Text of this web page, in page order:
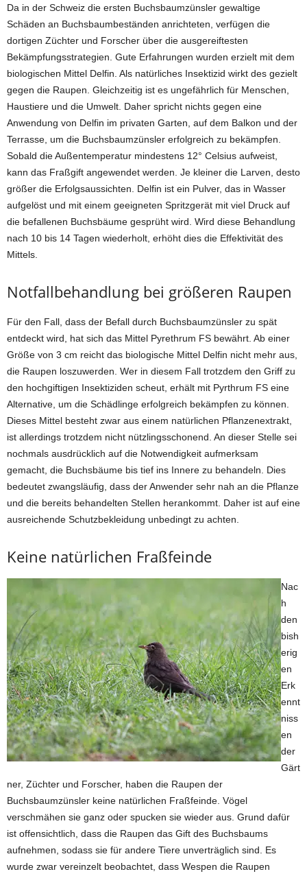
Da in der Schweiz die ersten Buchsbaumzünsler gewaltige
Schäden an Buchsbaumbeständen anrichteten, verfügen die
dortigen Züchter und Forscher über die ausgereiftesten
Bekämpfungsstrategien. Gute Erfahrungen wurden erzielt mit dem
biologischen Mittel Delfin. Als natürliches Insektizid wirkt des gezielt
gegen die Raupen. Gleichzeitig ist es ungefährlich für Menschen,
Haustiere und die Umwelt. Daher spricht nichts gegen eine
Anwendung von Delfin im privaten Garten, auf dem Balkon und der
Terrasse, um die Buchsbaumzünsler erfolgreich zu bekämpfen.
Sobald die Außentemperatur mindestens 12° Celsius aufweist,
kann das Fraßgift angewendet werden. Je kleiner die Larven, desto
größer die Erfolgsaussichten. Delfin ist ein Pulver, das in Wasser
aufgelöst und mit einem geeigneten Spritzgerät mit viel Druck auf
die befallenen Buchsbäume gesprüht wird. Wird diese Behandlung
nach 10 bis 14 Tagen wiederholt, erhöht dies die Effektivität des
Mittels.
Notfallbehandlung bei größeren Raupen
Für den Fall, dass der Befall durch Buchsbaumzünsler zu spät
entdeckt wird, hat sich das Mittel Pyrethrum FS bewährt. Ab einer
Größe von 3 cm reicht das biologische Mittel Delfin nicht mehr aus,
die Raupen loszuwerden. Wer in diesem Fall trotzdem den Griff zu
den hochgiftigen Insektiziden scheut, erhält mit Pyrthrum FS eine
Alternative, um die Schädlinge erfolgreich bekämpfen zu können.
Dieses Mittel besteht zwar aus einem natürlichen Pflanzenextrakt,
ist allerdings trotzdem nicht nützlingsschonend. An dieser Stelle sei
nochmals ausdrücklich auf die Notwendigkeit aufmerksam
gemacht, die Buchsbäume bis tief ins Innere zu behandeln. Dies
bedeutet zwangsläufig, dass der Anwender sehr nah an die Pflanze
und die bereits behandelten Stellen herankommt. Daher ist auf eine
ausreichende Schutzbekleidung unbedingt zu achten.
Keine natürlichen Fraßfeinde
Nac
h
den
bish
erig
en
Erk
ennt
niss
en
der
Gärt
ner, Züchter und Forscher, haben die Raupen der
Buchsbaumzünsler keine natürlichen Fraßfeinde. Vögel
verschmähen sie ganz oder spucken sie wieder aus. Grund dafür
ist offensichtlich, dass die Raupen das Gift des Buchsbaums
aufnehmen, sodass sie für andere Tiere unverträglich sind. Es
wurde zwar vereinzelt beobachtet, dass Wespen die Raupen